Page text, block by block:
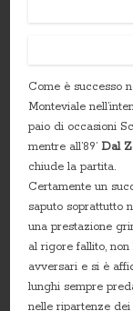
Come è successo
Monteviale
paio di occasioni
mentre all’89’Dal
chiude la partita.
Certamente un
saputo soprattutto
una prestazione
al rigore fallito,
avversari e si è
lunghi sempre
nelle ripartenze